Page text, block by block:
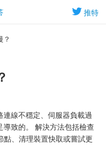
推特
？
連線不穩定、伺服器負載過
致的。 解決方法包括檢查
點、清理裝置快取或嘗試更